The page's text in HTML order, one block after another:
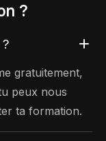
?
gratuitement,
peux nous
ta formation.